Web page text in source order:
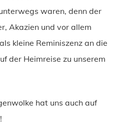
waren, denn der
Akazien und vor allem
kleine Reminiszenz an die
der Heimreise zu unserem
hat uns auch auf